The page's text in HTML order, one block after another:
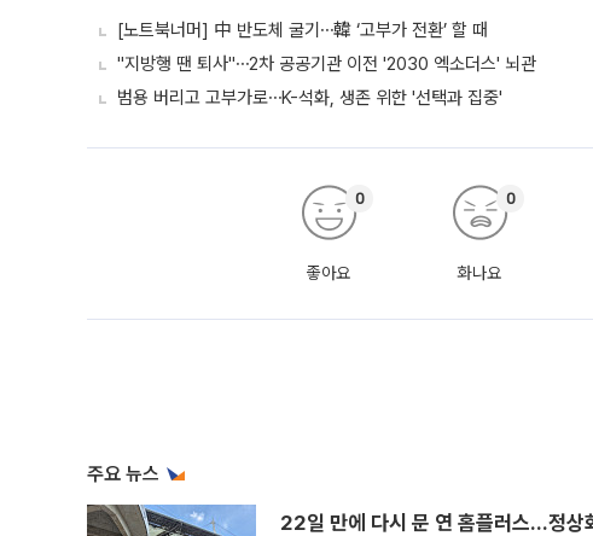
[노트북너머] 中 반도체 굴기⋯韓 ‘고부가 전환’ 할 때
"지방행 땐 퇴사"⋯2차 공공기관 이전 '2030 엑소더스' 뇌관
범용 버리고 고부가로⋯K-석화, 생존 위한 '선택과 집중'
좋아요
0
화나요
0
주요 뉴스
22일 만에 다시 문 연 홈플러스…정상